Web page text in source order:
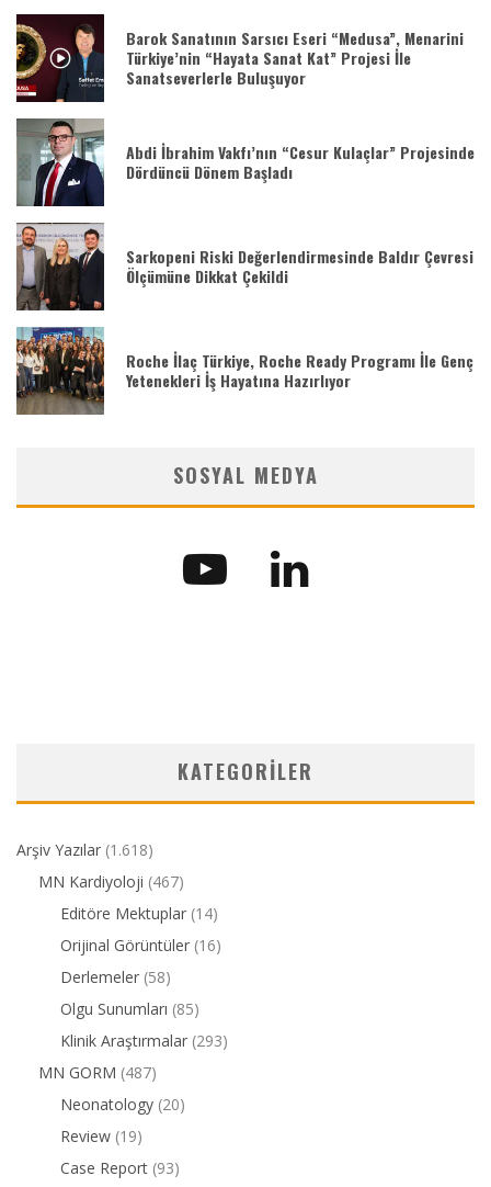
Barok Sanatının Sarsıcı Eseri “Medusa”, Menarini
Türkiye’nin “Hayata Sanat Kat” Projesi İle
Sanatseverlerle Buluşuyor
Abdi İbrahim Vakfı’nın “Cesur Kulaçlar” Projesinde
Dördüncü Dönem Başladı
Sarkopeni Riski Değerlendirmesinde Baldır Çevresi
Ölçümüne Dikkat Çekildi
Roche İlaç Türkiye, Roche Ready Programı İle Genç
Yetenekleri İş Hayatına Hazırlıyor
SOSYAL MEDYA
KATEGORILER
Arşiv Yazılar (1.618)
MN Kardiyoloji (467)
Editöre Mektuplar (14)
Orijinal Görüntüler (16)
Derlemeler (58)
Olgu Sunumları (85)
Klinik Araştırmalar (293)
MN GORM (487)
Neonatology (20)
Review (19)
Case Report (93)